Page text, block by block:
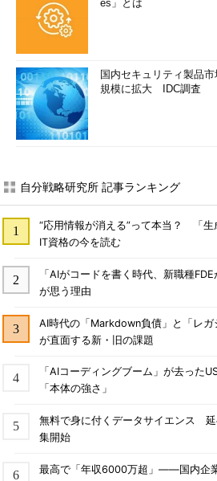
es」とは
国内セキュリティ製品
規模に拡大 IDC調査
自分戦略研究所 記事ランキング
“応用情報が消える”って本当？ 「
IT資格の今を読む
「AIがコードを書く時代、新職種
が思う理由
AI時代の「Markdown負債」と「レ
が直面する新・旧の課題
「AIコーディングブーム」が去った
「本体の強さ」
無料で身に付くデータサイエンス
集開始
最高で「年収6000万超」――国内企